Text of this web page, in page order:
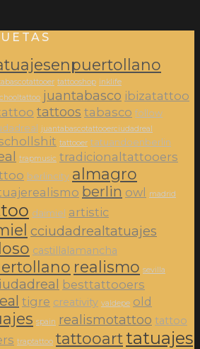
tattooshop inklife
juantabasco ibizatattoo
tattoos tabasco follow
juantabascotattooerciudadreal
tattooer tatuandoenberlin
trapmusic tradicionaltattooers
berlincity almagro
berlin owl madrid
daimiel artistic
cciudadrealtatuajes
castillalamancha
realismo sevilla
besttattooers
tigre creativity valdepe old
spain realismotattoo tattoo
traptattoo tattooarttatuajes